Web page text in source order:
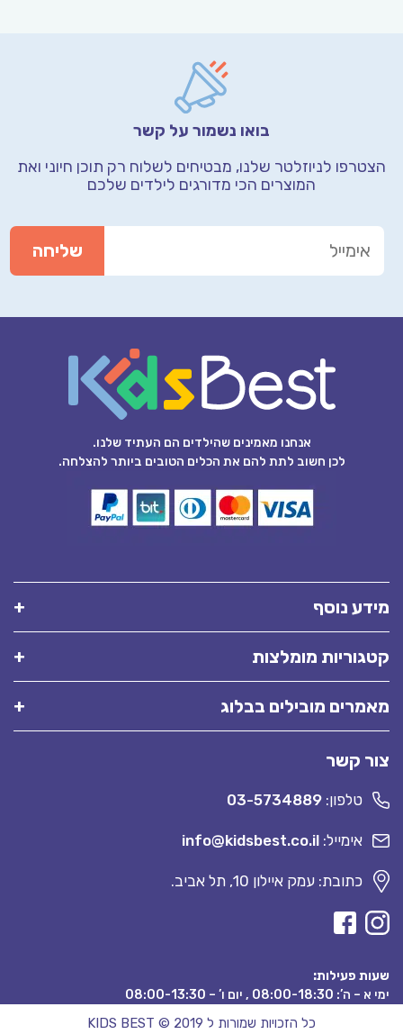
בואו נשמור על קשר
הצטרפו לניוזלטר שלנו, מבטיחים לשלוח רק תוכן חיוני ואת
המוצרים הכי מדורגים לילדים שלכם
אנחנו מאמינים שהילדים הם העתיד שלנו.
לכן חשוב לתת להם את הכלים הטובים ביותר להצלחה.
מידע נוסף
קטגוריות מומלצות
מאמרים מובילים בבלוג
צור קשר
טלפון: 03-5734889
אימייל: info@kidsbest.co.il
כתובת: עמק איילון 10, תל אביב.
שעות פעילות:
ימי א – ה’: 08:00-18:30 , יום ו’ – 08:00-13:30
כל הזכויות שמורות ל KIDS BEST © 2019